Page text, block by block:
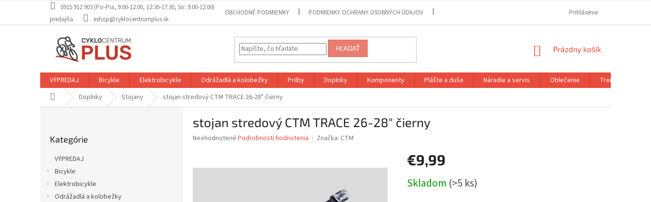
obsah
0915 912 903 (Po-Pia, 9:00-12:00, 12:30-17:30, So: 9:00-12:00)
predajňa
eshop@cyklocentrumplus.sk
OBCHODNÉ PODMIENKY PODMIENKY OCHRANY OSOBNÝCH ÚDAJOV REKLAMAČNÝ FORMULÁR
Prihlásenie
HĽADAŤ
NÁKUPNÝ
Prázdny košík
VÝPREDAJ Bicykle Elektrobicykle Odrážadlá a kolobežky Prilby Doplnky Komponenty Plášte a duše Náradie a servis Oblečenie
Trenažéry a
DomovDoplnky Stojany stojan stredový CTM TRACE 26-28" čierny
kategórie
Kategórie
VÝPREDAJ
Bicykle
Elektrobicykle
Odrážadlá a kolobežky
stojan stredový CTM TRACE 26-28" čierny
Priemerné
je
Neohodnotené Podrobnosti hodnotenia Značka: CTM
€9,99
cena:
Skladom (>5 ks)